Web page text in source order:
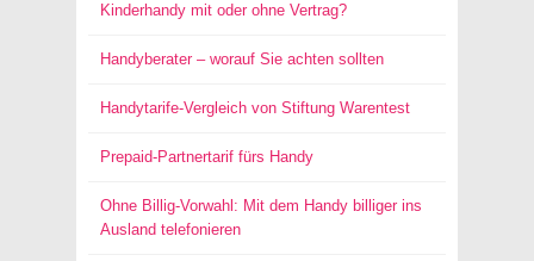
Kinderhandy mit oder ohne Vertrag?
Handyberater – worauf Sie achten sollten
Handytarife-Vergleich von Stiftung Warentest
Prepaid-Partnertarif fürs Handy
Ohne Billig-Vorwahl: Mit dem Handy billiger ins
Ausland telefonieren